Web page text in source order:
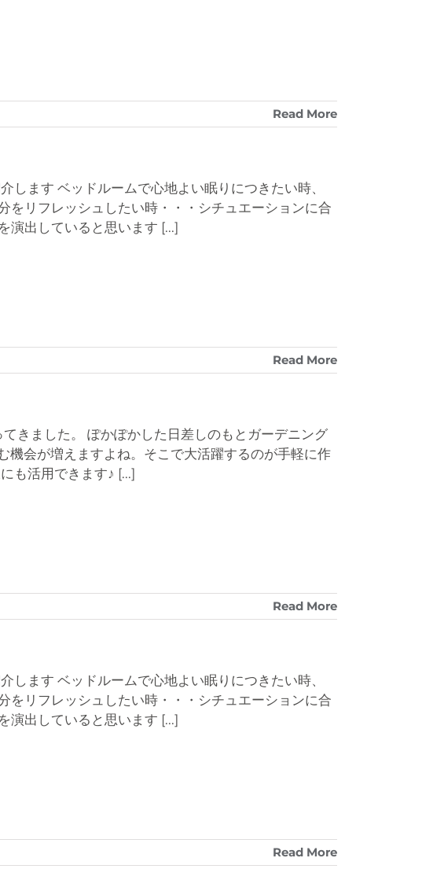
Read More
します ベッドルームで心地よい眠りにつきたい時、
をリフレッシュしたい時・・・シチュエーションに合
演出していると思います [...]
Read More
きました。 ぽかぽかした日差しのもとガーデニング
機会が増えますよね。そこで大活躍するのが手軽に作
も活用できます♪ [...]
Read More
します ベッドルームで心地よい眠りにつきたい時、
をリフレッシュしたい時・・・シチュエーションに合
演出していると思います [...]
Read More